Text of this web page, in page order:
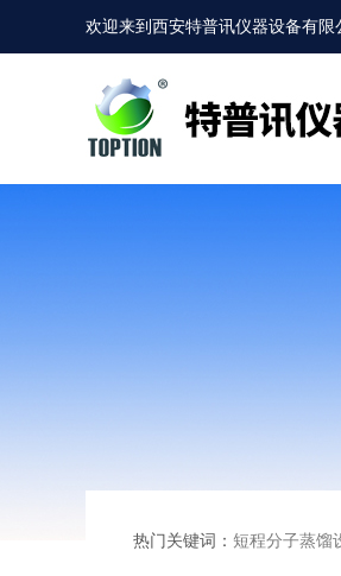
欢迎来到西安特普讯仪器设备有限
热门关键词： 短程分子蒸馏